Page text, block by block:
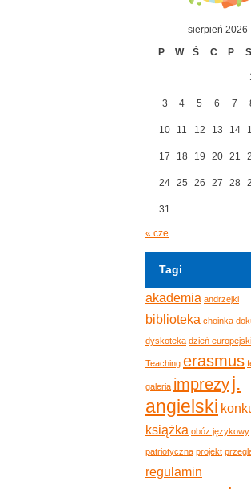
sierpień 2026
P
W Ś C P S
3 4 5 6 7
10 11 12 13 14
17 18 19 20 21
24 25 26 27 28
31
« cze
Tagi
akademia andrzejki
biblioteka choinka
dyskoteka dzień europejski
Teaching erasmus
galeria imprezyj.
angielski
książka obóz językowy
patriotyczna projekt
regulamin